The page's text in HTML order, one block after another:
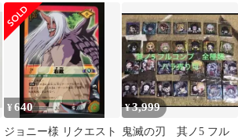
SSP SAO ガンゲイルオ
ンラインII 【併】
¥640
ジョニー様 リクエスト
¥3,999
鬼滅の刃 其ノ5 フル